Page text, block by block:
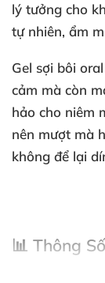
lý tưởng cho
tự nhiên, ẩm
Gel sợi bôi oral
cảm mà còn
hảo cho niêm
nên mượt mà
không để lại
📊 Thông